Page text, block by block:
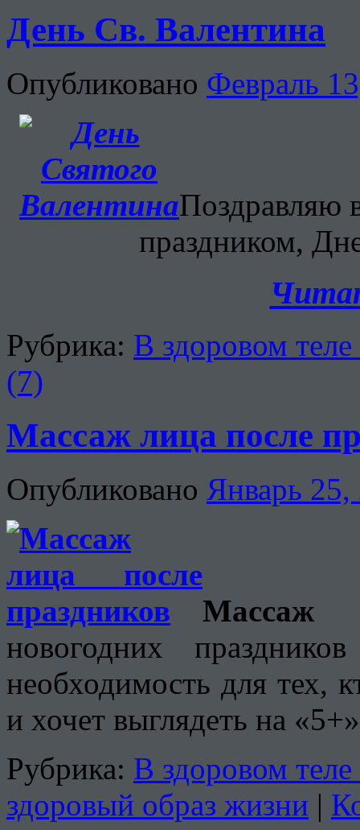
День Св. Валентина
Опубликовано Февраль
Поздравляю
праздником,
Рубрика: В здоровом
(7)
Массаж лица после
Опубликовано Январь 25,
Массаж
новогодних
необходимость для тех,
и хочет выглядеть на
Рубрика: В здоровом
здоровый образ жизни |